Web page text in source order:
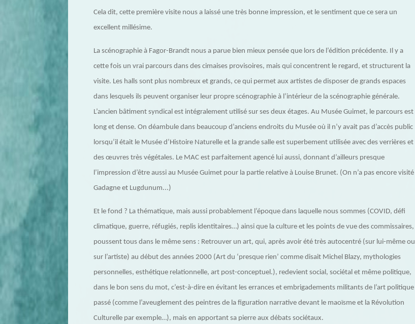
Cela dit, cette première visite nous a laissé une très bonne impression, et le sentiment que ce sera un
excellent millésime.
La scénographie à Fagor-Brandt nous a parue bien mieux pensée que lors de l’édition précédente. Il y a
cette fois un vrai parcours dans des cimaises provisoires, mais qui concentrent le regard, et structurent la
visite. Les halls sont plus nombreux et grands, ce qui permet aux artistes de disposer de grands espaces
dans lesquels ils peuvent organiser leur propre scénographie à l’intérieur de la scénographie générale.
L’ancien bâtiment syndical est intégralement utilisé sur ses deux étages. Au Musée Guimet, le parcours est
long et dense. On déambule dans beaucoup d’anciens endroits du Musée où il n’y avait pas d’accès public
lorsqu’il était le Musée d’Histoire Naturelle et la grande salle est superbement utilisée avec des verrières et
des œuvres très végétales. Le MAC est parfaitement agencé lui aussi, donnant d’ailleurs presque
l’impression d’être aussi au Musée Guimet pour la partie relative à Louise Brunet. (On n’a pas encore visité
Gadagne et Lugdunum...)
Et le fond ? La thématique, mais aussi probablement l’époque dans laquelle nous sommes (COVID, défi
climatique, guerre, réfugiés, replis identitaires…) ainsi que la culture et les points de vue des commissaires,
poussent tous dans le même sens : Retrouver un art, qui, après avoir été très autocentré (sur lui-même ou
sur l’artiste) au début des années 2000 (Art du ‘presque rien’ comme disait Michel Blazy, mythologies
personnelles, esthétique relationnelle, art post-conceptuel.), redevient social, sociétal et même politique,
dans le bon sens du mot, c’est-à-dire en évitant les errances et embrigadements militants de l’art politique
passé (comme l’aveuglement des peintres de la figuration narrative devant le maoïsme et la Révolution
Culturelle par exemple…), mais en apportant sa pierre aux débats sociétaux.